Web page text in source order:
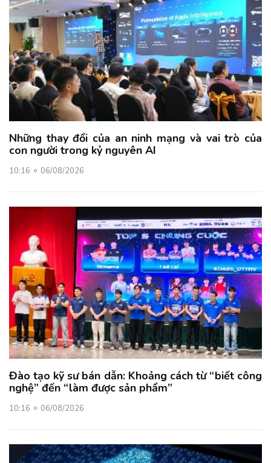
Những thay đổi của an ninh mạng và vai trò của
con người trong kỷ nguyên AI
10:16 06/08/2026
Đào tạo kỹ sư bán dẫn: Khoảng cách từ “biết công
nghệ” đến “làm được sản phẩm”
10:16 06/08/2026